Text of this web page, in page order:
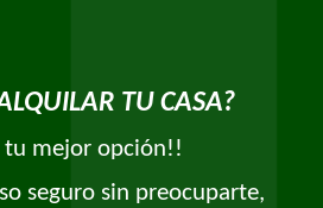
TU CASA?
tu mejor opción!!
seguro sin preocuparte,